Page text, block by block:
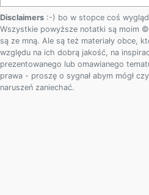
Disclaimers :-) bo w stopce coś
Wszystkie powyższe notatki są moim
są ze mną. Ale są też materiały obce,
względu na ich dobrą jakość, na
prezentowanego lub omawianego
prawa - proszę o sygnał abym mógł
naruszeń zaniechać.